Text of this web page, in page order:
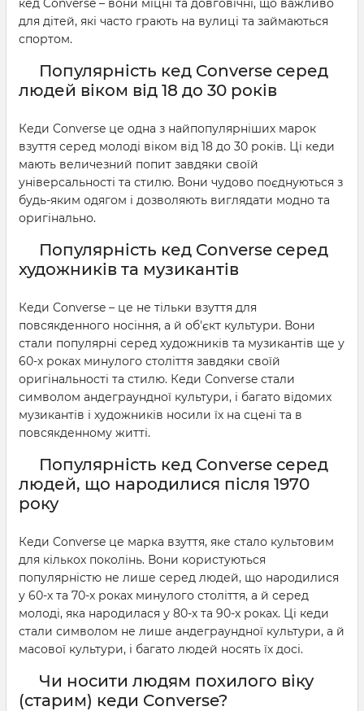
кед Converse – вони міцні та довговічні, що важливо
для дітей, які часто грають на вулиці та займаються
спортом.
Популярність кед Converse серед
людей віком від 18 до 30 років
Кеди Converse це одна з найпопулярніших марок
взуття серед молоді віком від 18 до 30 років. Ці кеди
мають величезний попит завдяки своїй
універсальності та стилю. Вони чудово поєднуються з
будь-яким одягом і дозволяють виглядати модно та
оригінально.
Популярність кед Converse серед
художників та музикантів
Кеди Converse – це не тільки взуття для
повсякденного носіння, а й об'єкт культури. Вони
стали популярні серед художників та музикантів ще у
60-х роках минулого століття завдяки своїй
оригінальності та стилю. Кеди Converse стали
символом андеграундної культури, і багато відомих
музикантів і художників носили їх на сцені та в
повсякденному житті.
Популярність кед Converse серед
людей, що народилися після 1970
року
Кеди Converse це марка взуття, яке стало культовим
для кількох поколінь. Вони користуються
популярністю не лише серед людей, що народилися
у 60-х та 70-х роках минулого століття, а й серед
молоді, яка народилася у 80-х та 90-х роках. Ці кеди
стали символом не лише андеграундної культури, а й
масової культури, і багато людей носять їх досі.
Чи носити людям похилого віку
(старим) кеди Converse?